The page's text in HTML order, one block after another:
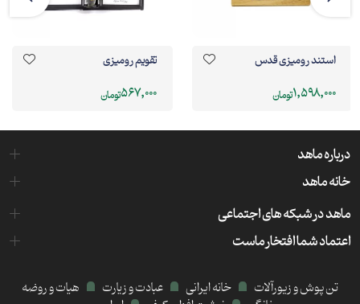
استند رومیزی قدس
1,598,000تومان
تقویم رومیزی
567,000تومان
درباره ماهد
خانه ماهد
ماهد در شبکه های اجتماعی
اعتماد شما افتخار ماست
تن پوش و زیورآلات خانه ایرانی عبادت و زیارت
هیات و روضه